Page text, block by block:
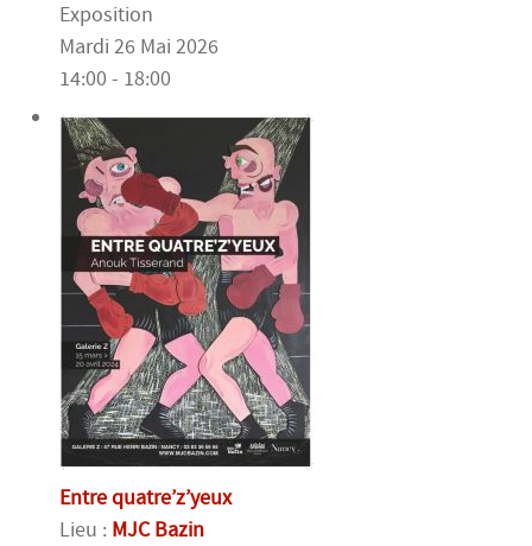
Exposition
Mardi 26 Mai 2026
14:00 - 18:00
Entre quatre’z’yeux
Lieu : MJC Bazin